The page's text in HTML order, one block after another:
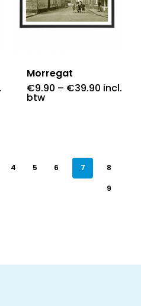
Morregat
€9.90 – €39.90 incl.
btw
4 5 6 7 8
9